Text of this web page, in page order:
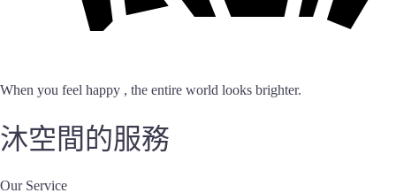
When you feel happy , the entire world looks brighter.
沐空間的服務
Our Service